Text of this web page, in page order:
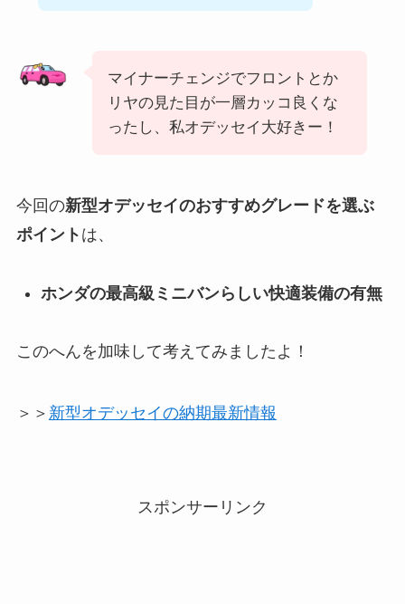
マイナーチェンジでフロントとか
リヤの見た目が一層カッコ良くな
ったし、私オデッセイ大好きー！
今回の新型オデッセイのおすすめグレードを選ぶ
ポイント は、
ホンダの最高級ミニバンらしい快適装備の有無
このへんを加味して考えてみましたよ！
＞＞ 新型オデッセイの納期最新情報
スポンサーリンク